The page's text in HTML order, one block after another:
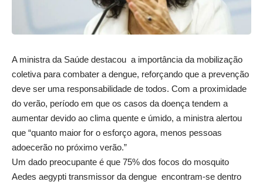
A ministra da Saúde destacou a importância da mobilização
coletiva para combater a dengue, reforçando que a prevenção
deve ser uma responsabilidade de todos. Com a proximidade
do verão, período em que os casos da doença tendem a
aumentar devido ao clima quente e úmido, a ministra alertou
que “quanto maior for o esforço agora, menos pessoas
adoecerão no próximo verão.”
Um dado preocupante é que 75% dos focos do mosquito
Aedes aegypti transmissor da dengue encontram-se dentro